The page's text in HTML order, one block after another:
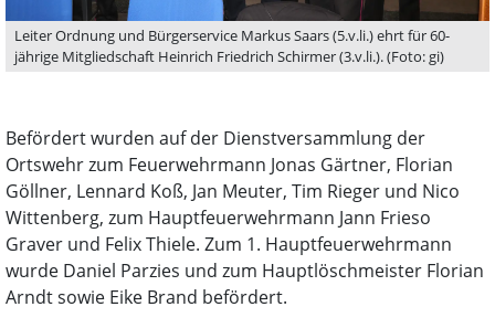
Leiter Ordnung und Bürgerservice Markus Saars (5.v.li.) ehrt für 60-
jährige Mitgliedschaft Heinrich Friedrich Schirmer (3.v.li.). (Foto: gi)
Befördert wurden auf der Dienstversammlung der
Ortswehr zum Feuerwehrmann Jonas Gärtner, Florian
Göllner, Lennard Koß, Jan Meuter, Tim Rieger und Nico
Wittenberg, zum Hauptfeuerwehrmann Jann Frieso
Graver und Felix Thiele. Zum 1. Hauptfeuerwehrmann
wurde Daniel Parzies und zum Hauptlöschmeister Florian
Arndt sowie Eike Brand befördert.